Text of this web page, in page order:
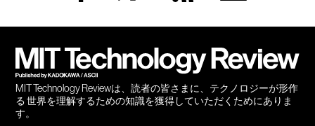
MIT Technology Reviewは、読者の皆さまに、テクノロジーが形作
る 世界を理解するための知識を獲得していただくためにありま
す。